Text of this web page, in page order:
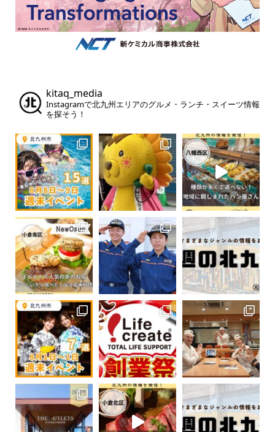
kitaq_media
Instagramで北九州エリアのグルメ・ランチ・スイーツ情報
を探そう！